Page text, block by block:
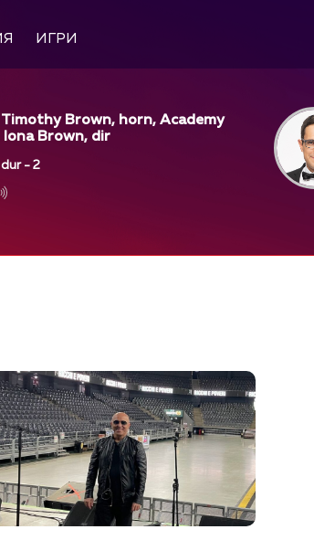
ИГРИ
Brown, horn, Academy
Brown, dir
dur - 2